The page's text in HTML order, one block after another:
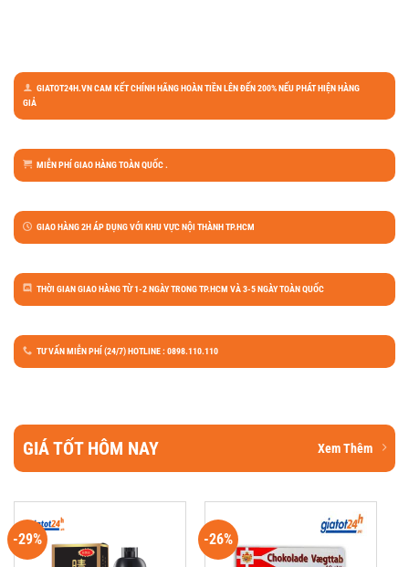
GIATOT24H.VN CAM KẾT CHÍNH HÃNG HOÀN TIỀN LÊN ĐẾN 200% NẾU PHÁT HIỆN HÀNG
GIẢ
MIỄN PHÍ GIAO HÀNG TOÀN QUỐC .
GIAO HÀNG 2H ÁP DỤNG VỚI KHU VỰC NỘI THÀNH TP.HCM
THỜI GIAN GIAO HÀNG TỪ 1-2 NGÀY TRONG TP.HCM VÀ 3-5 NGÀY TOÀN QUỐC
TƯ VẤN MIỄN PHÍ (24/7) HOTLINE : 0898.110.110
GIÁ TỐT HÔM NAY Xem Thêm
-29% -26%